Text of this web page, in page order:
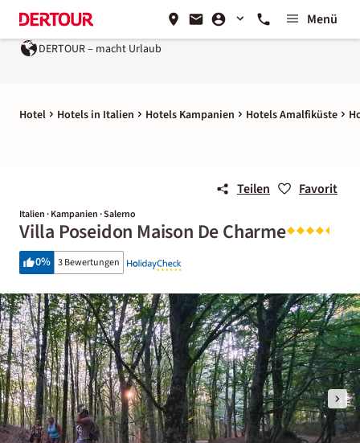
Menü
– macht Urlaub Ein Unternehmen der
Hotel Hotels in Italien Hotels Kampanien Hotels Amalfiküste
Teilen Favorit
Italien · Kampanien · Salerno
Villa Poseidon Maison De Charme
0% 3 Bewertungen